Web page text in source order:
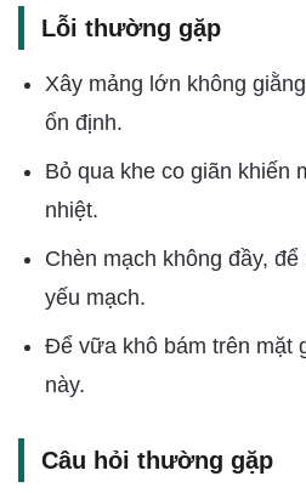
Lỗi thường gặp
Xây mảng lớn không
ổn định.
Bỏ qua khe co giãn khiến
nhiệt.
Chèn mạch không đầy,
yếu mạch.
Để vữa khô bám trên mặt
này.
Câu hỏi thường gặp